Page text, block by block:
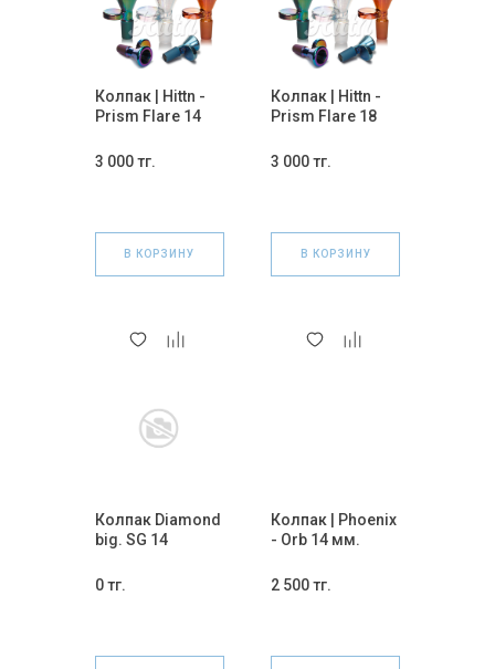
Колпак | Hittn -
Prism Flare 14
3 000 тг.
В КОРЗИНУ
Колпак | Hittn -
Prism Flare 18
3 000 тг.
В КОРЗИНУ
Колпак Diamond
big. SG 14
0 тг.
Колпак | Phoenix
- Orb 14 мм.
2 500 тг.